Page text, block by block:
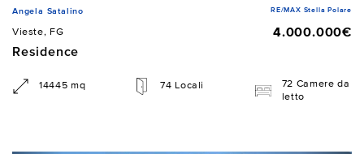
Angela Satalino RE/MAX Stella Polare
Vieste, FG
4.000.000€
Residence
14445 mq 74 Locali
72 Camere da
letto